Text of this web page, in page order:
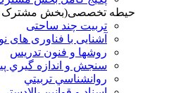
حیطه تخصصی(بخش مشترک
تربیت چند ساحتی
آشنایی با فناوری های
روشها و فنون تدريس
سنجش و اندازه گيري
روانشناسي تربيتي